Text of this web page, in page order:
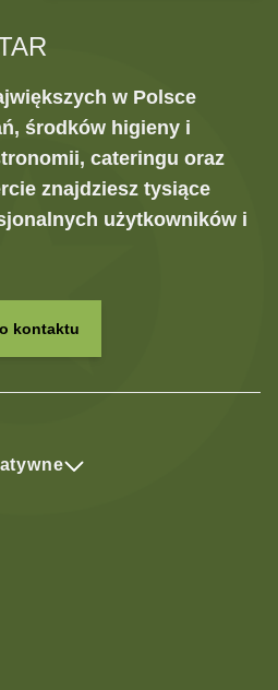
w Polsce
środków higieny i
cateringu oraz
znajdziesz tysiące
użytkowników i
kontaktu